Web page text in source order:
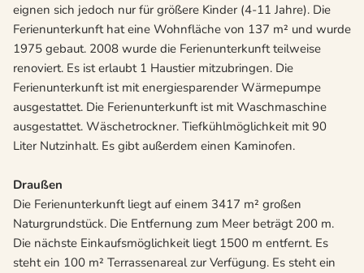
eignen sich jedoch nur für größere Kinder (4-11 Jahre). Die
Ferienunterkunft hat eine Wohnfläche von 137 m² und wurde
1975 gebaut. 2008 wurde die Ferienunterkunft teilweise
renoviert. Es ist erlaubt 1 Haustier mitzubringen. Die
Ferienunterkunft ist mit energiesparender Wärmepumpe
ausgestattet. Die Ferienunterkunft ist mit Waschmaschine
ausgestattet. Wäschetrockner. Tiefkühlmöglichkeit mit 90
Liter Nutzinhalt. Es gibt außerdem einen Kaminofen.
Draußen
Die Ferienunterkunft liegt auf einem 3417 m² großen
Naturgrundstück. Die Entfernung zum Meer beträgt 200 m.
Die nächste Einkaufsmöglichkeit liegt 1500 m entfernt. Es
steht ein 100 m² Terrassenareal zur Verfügung. Es steht ein